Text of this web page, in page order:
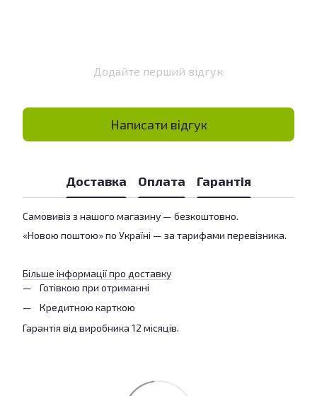
Додайте перший відгук
Написати відгук
Доставка Оплата Гарантія
Самовивіз з нашого магазину — безкоштовно.
«Новою поштою» по Україні — за тарифами перевізника.
Більше інформації про доставку
Готівкою при отриманні
Кредитною карткою
Гарантія від виробника 12 місяців.